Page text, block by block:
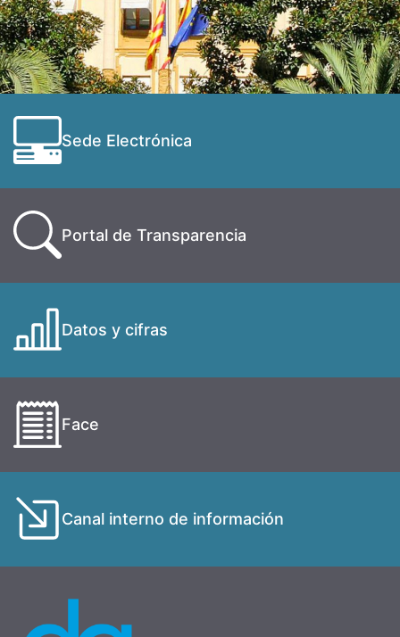
Sede Electrónica
Portal de Transparencia
Datos y cifras
Face
Canal interno de información